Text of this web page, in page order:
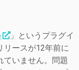
」というプラグイ
リースが12年前に
ていません。問題